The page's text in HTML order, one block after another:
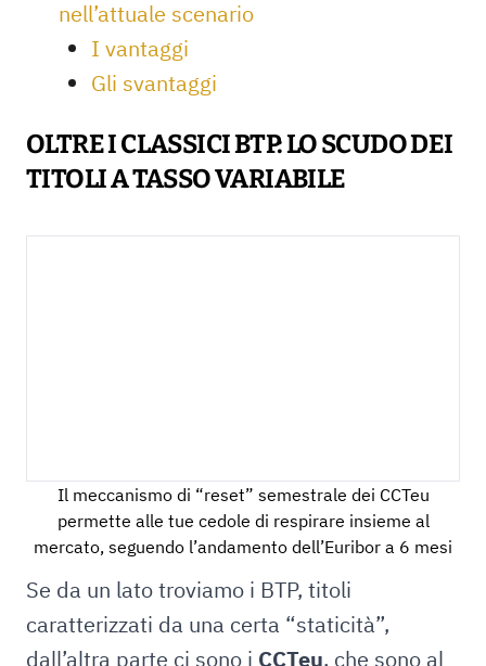
nell’attuale scenario
I vantaggi
Gli svantaggi
OLTRE I CLASSICI BTP: LO SCUDO DEI
TITOLI A TASSO VARIABILE
Il meccanismo di “reset” semestrale dei CCTeu
permette alle tue cedole di respirare insieme al
mercato, seguendo l’andamento dell’Euribor a 6 mesi
Se da un lato troviamo i BTP, titoli
caratterizzati da una certa “staticità”,
dall’altra parte ci sono i CCTeu, che sono al